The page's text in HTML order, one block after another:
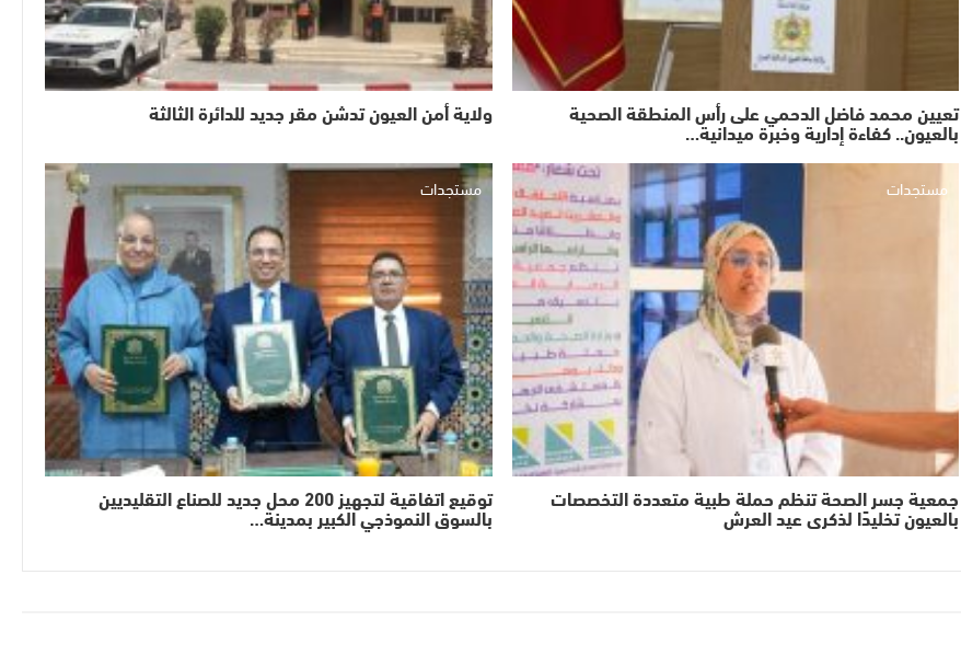
تعيين محمد فاضل الدحمي على رأس المنطقة الصحية
بالعيون.. كفاءة إدارية وخبرة ميدانية…
ولاية أمن العيون تدشن مقر جديد للدائرة الثالثة
مستجدات
جمعية جسر الصحة تنظم حملة طبية متعددة التخصصات
بالعيون تخليدًا لذكرى عيد العرش
مستجدات
توقيع اتفاقية لتجهيز 200 محل جديد للصناع التقليديين
بالسوق النموذجي الكبير بمدينة…